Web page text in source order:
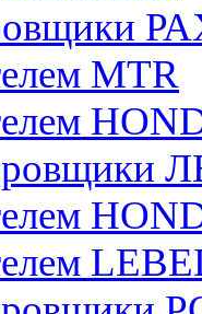
МTR